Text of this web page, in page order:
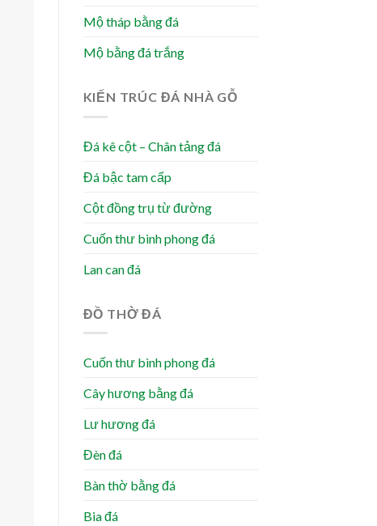
Mộ tháp bằng đá
Mộ bằng đá trắng
KIẾN TRÚC ĐÁ NHÀ GỖ
Đá kê cột – Chân tảng đá
Đá bậc tam cấp
Cột đồng trụ từ đường
Cuốn thư bình phong đá
Lan can đá
ĐỒ THỜ ĐÁ
Cuốn thư bình phong đá
Cây hương bằng đá
Lư hương đá
Đèn đá
Bàn thờ bằng đá
Bia đá